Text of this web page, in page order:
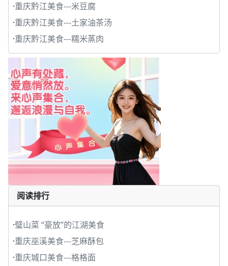
·重庆黔江美食---米豆腐
·重庆黔江美食---土家油茶汤
·重庆黔江美食---糯米蒸肉
阅读排行
·璧山菜 “豪放”的江湖美食
·重庆巫溪美食---芝麻酥包
·重庆城口美食---格格面